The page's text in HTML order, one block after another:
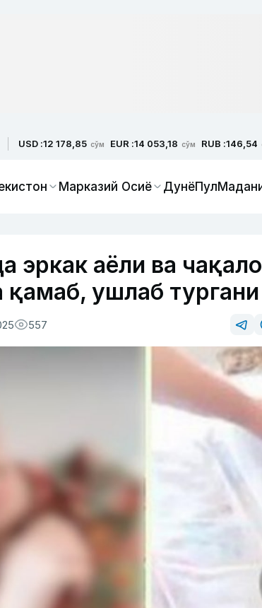
USD :12 178,85 сўм EUR :14 053,18 сўм RUB :146,54
Марказий Осиё ДунёПул
эркак аёли ва
қамаб, ушлаб
557